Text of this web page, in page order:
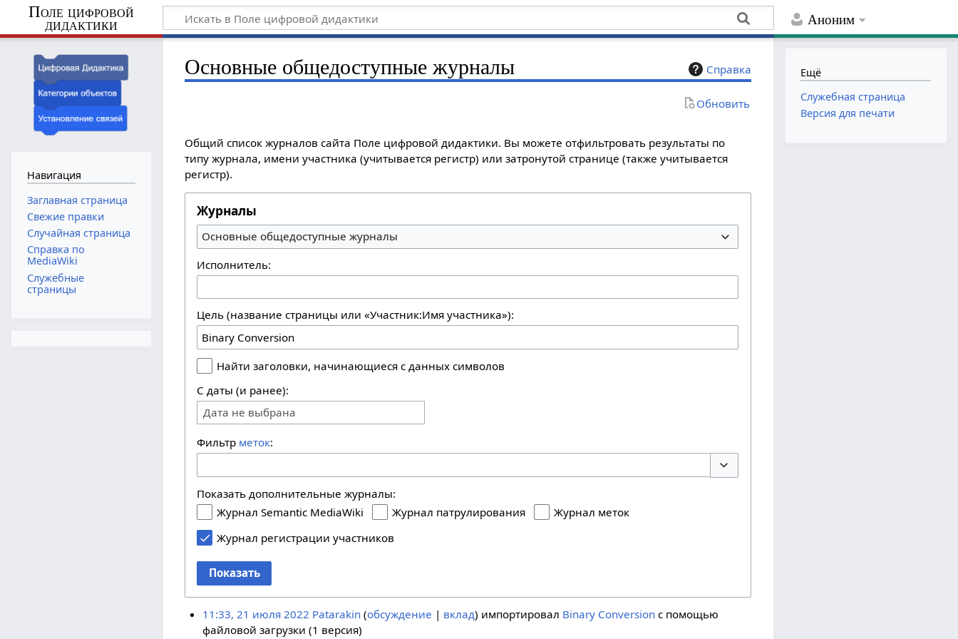
Аноним
Поле цифровой
дидактики
Справка
Основные общедоступные журналы
Обновить
Общий список журналов сайта Поле цифровой дидактики. Вы можете отфильтровать результаты по
типу журнала, имени участника (учитывается регистр) или затронутой странице (также учитывается
регистр).
Журналы
Основные общедоступные журналы
Исполнитель:
Цель (название страницы или «Участник:Имя участника»):
Найти заголовки, начинающиеся с данных символов
С даты (и ранее):
Дата не выбрана
Фильтр меток:
Показать дополнительные журналы:
Журнал Semantic MediaWiki
Журнал патрулирования
Журнал меток
Журнал регистрации участников
Показать
11:33, 21 июля 2022 Patarakin обсуждение вклад импортировал Binary Conversionс помощью
файловой загрузки (1 версия)
Навигация
Заглавная страница
Свежие правки
Случайная страница
Справка по
MediaWiki
Служебные
страницы
Ещё
Служебная страница
Версия для печати